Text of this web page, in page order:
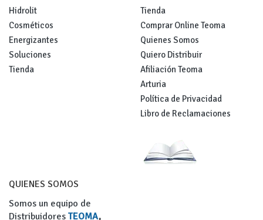
Hidrolit
Cosméticos
Energizantes
Soluciones
Tienda
Tienda
Comprar Online Teoma
Quienes Somos
Quiero Distribuir
Afiliación Teoma
Arturia
Política de Privacidad
Libro de Reclamaciones
QUIENES SOMOS
Somos un equipo de
Distribuidores TEOMA,